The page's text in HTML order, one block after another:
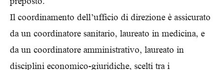
Il coordinamento dell’ufficio di direzione è assicurato
da un coordinatore sanitario, laureato in medicina, e
da un coordinatore amministrativo, laureato in
disciplini economico-giuridiche, scelti tra i